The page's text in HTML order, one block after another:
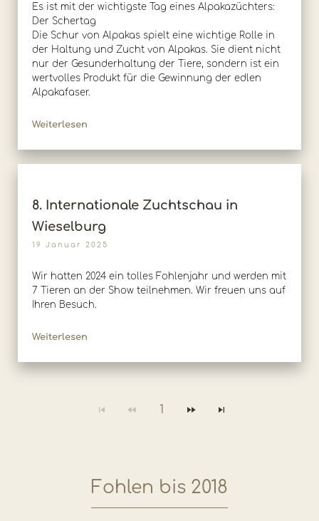
Es ist mit der wichtigste Tag eines Alpakazüchters:
Der Schertag
Die Schur von Alpakas spielt eine wichtige Rolle in
der Haltung und Zucht von Alpakas. Sie dient nicht
nur der Gesunderhaltung der Tiere, sondern ist ein
wertvolles Produkt für die Gewinnung der edlen
Alpakafaser.
Weiterlesen
8. Internationale Zuchtschau in
Wieselburg
19 Januar 2025
Wir hatten 2024 ein tolles Fohlenjahr und werden mit
7 Tieren an der Show teilnehmen. Wir freuen uns auf
Ihren Besuch.
Weiterlesen
1
Fohlen bis 2018